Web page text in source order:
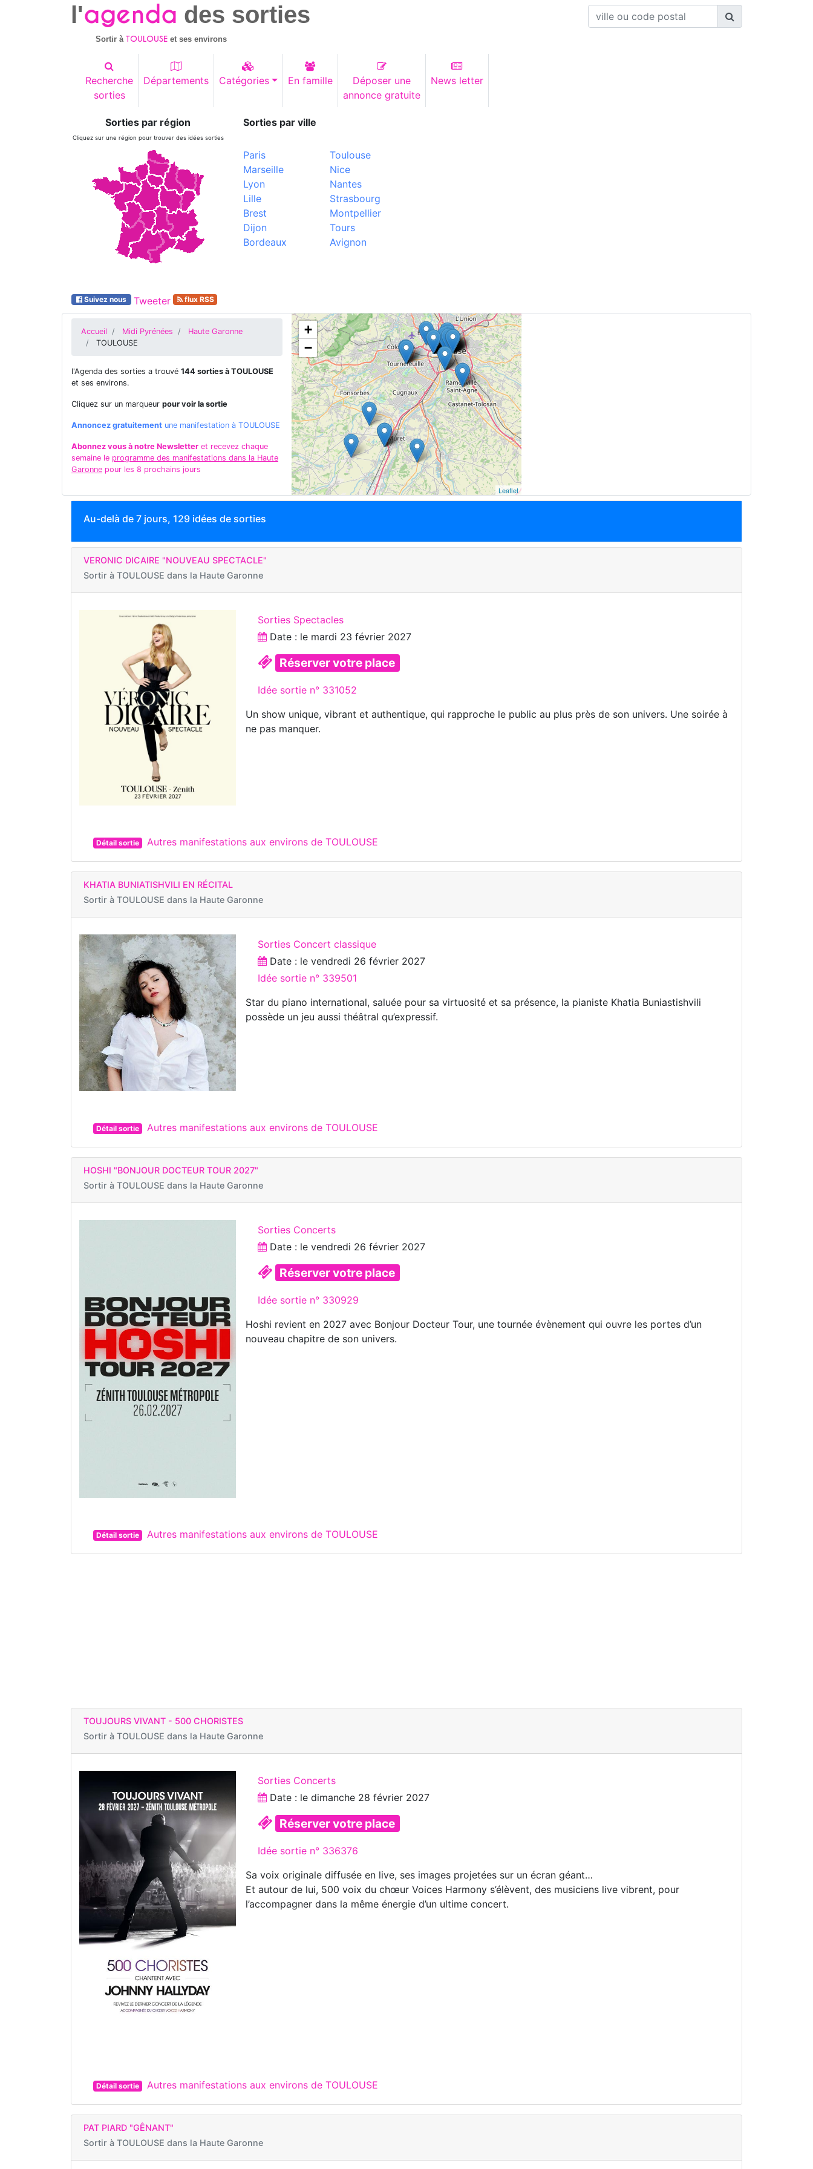
l'agenda des sorties
Sortir àTOULOUSE et ses environs
Recherche
sorties
Départements Catégories En famille
Déposer une
annonce gratuite
News letter
Sorties par région
Cliquez sur une région pour trouver des idées sorties
Sorties par ville
Paris
Marseille
Lyon
Lille
Brest
Dijon
Bordeaux
Toulouse
Nice
Nantes
Strasbourg
Montpellier
Tours
Avignon
Suivez nous Tweeter flux RSS
Accueil Midi Pyrénées
Haute Garonne
TOULOUSE
l'Agenda des sorties a trouvé 144 sorties à TOULOUSE
et ses environs.
Cliquez sur un marqueur pour voir la sortie
Annoncez gratuitement une manifestation à TOULOUSE
Abonnez vous à notre Newsletter et recevez chaque
semaine le programme des manifestations dans la Haute
Garonne pour les 8 prochains jours
+
−
Leaflet
Au-delà de 7 jours, 129 idées de sorties
VERONIC DICAIRE "NOUVEAU SPECTACLE"
Sortir à TOULOUSE dans la Haute Garonne
Sorties Spectacles
Date : le mardi 23 février 2027
Réserver votre place
Idée sortie n° 331052
Un show unique, vibrant et authentique, qui rapproche le public au plus près de son univers. Une soirée à
ne pas manquer.
Détail sortie Autres manifestations aux environs de TOULOUSE
KHATIA BUNIATISHVILI EN RÉCITAL
Sortir à TOULOUSE dans la Haute Garonne
Sorties Concert classique
Date : le vendredi 26 février 2027
Idée sortie n° 339501
Star du piano international, saluée pour sa virtuosité et sa présence, la pianiste Khatia Buniastishvili
possède un jeu aussi théâtral qu’expressif.
Détail sortie Autres manifestations aux environs de TOULOUSE
HOSHI "BONJOUR DOCTEUR TOUR 2027"
Sortir à TOULOUSE dans la Haute Garonne
Sorties Concerts
Date : le vendredi 26 février 2027
Réserver votre place
Idée sortie n° 330929
Hoshi revient en 2027 avec Bonjour Docteur Tour, une tournée évènement qui ouvre les portes d’un
nouveau chapitre de son univers.
Détail sortie Autres manifestations aux environs de TOULOUSE
TOUJOURS VIVANT - 500 CHORISTES
Sortir à TOULOUSE dans la Haute Garonne
Sorties Concerts
Date : le dimanche 28 février 2027
Réserver votre place
Idée sortie n° 336376
Sa voix originale diffusée en live, ses images projetées sur un écran géant…
Et autour de lui, 500 voix du chœur Voices Harmony s’élèvent, des musiciens live vibrent, pour
l’accompagner dans la même énergie d’un ultime concert.
Détail sortie Autres manifestations aux environs de TOULOUSE
PAT PIARD "GÊNANT"
Sortir à TOULOUSE dans la Haute Garonne